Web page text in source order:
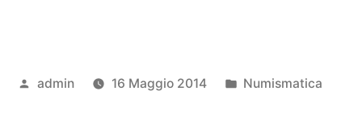
Pubblicato
admin 16 Maggio 2014
Pubblicato
Numismatica